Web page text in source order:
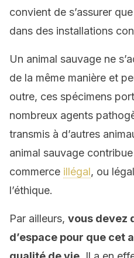
convient de s’assurer
dans des installations
Un animal sauvage ne
de la même manière et
outre, ces spécimens
nombreux agents
transmis à d’autres
animal sauvage
commerce illégal, ou
l’éthique.
Par ailleurs, vous devez
d’espace pour que cet